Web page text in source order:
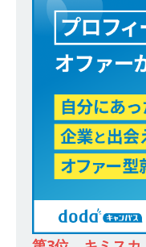
[
ン
を
上
[
除
務
住